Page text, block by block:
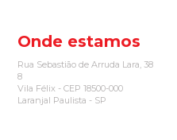
Onde estamos
Rua Sebastião de Arruda Lara, 38
8
Vila Félix - CEP 18500-000
Laranjal Paulista - SP